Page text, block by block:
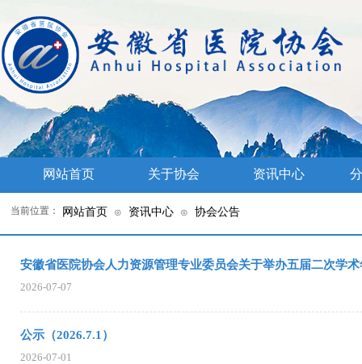
网站首页 关于协会 资讯中心
网站首页 ⊙ 资讯中心 ⊙ 协会公告
当前位置：
安徽省医院协会人力资源管理专业委员会关于举办五届二次学
2026-07-07
公示（2026.7.1）
2026-07-01